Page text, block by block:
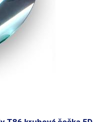
hod.
na hlavě lampy